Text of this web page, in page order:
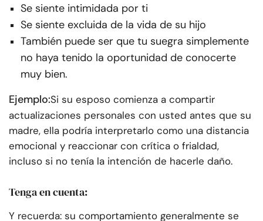
Se siente intimidada por ti
Se siente excluida de la vida de su hijo
También puede ser que tu suegra simplemente
no haya tenido la oportunidad de conocerte
muy bien.
Ejemplo:Si su esposo comienza a compartir
actualizaciones personales con usted antes que su
madre, ella podría interpretarlo como una distancia
emocional y reaccionar con crítica o frialdad,
incluso si no tenía la intención de hacerle daño.
Tenga en cuenta:
Y recuerda: su comportamiento generalmente se